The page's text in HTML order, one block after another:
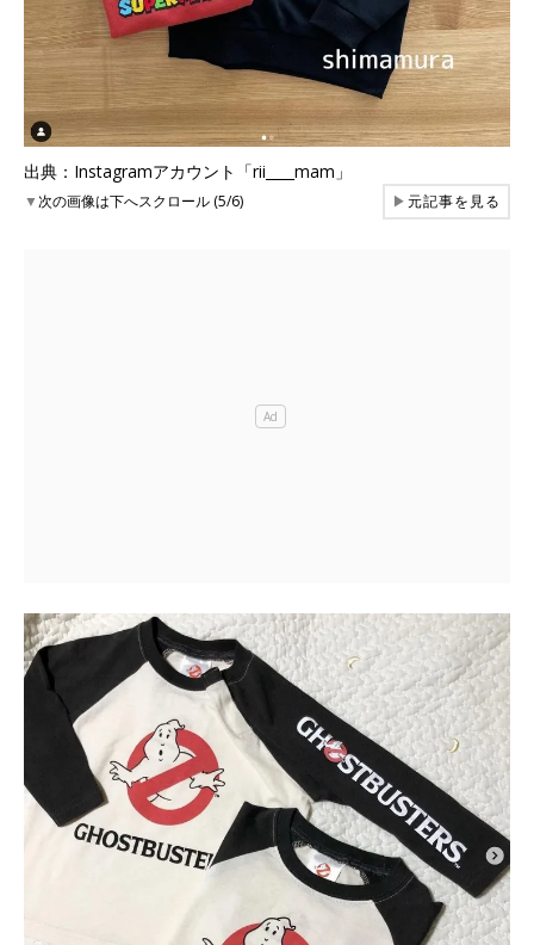
出典：Instagramアカウント「rii____mam」
▼次の画像は下へスクロール (5/6) ▶元記事を見る